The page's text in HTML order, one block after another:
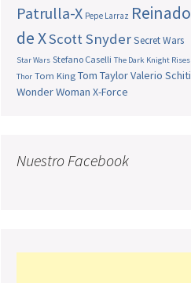
Patrulla-X Pepe Larraz Reinado
de XScott SnyderSecret Wars
Star Wars Stefano Caselli The Dark Knight Rises
Thor Tom King Tom TaylorValerio Schiti
Wonder Woman X-Force
Nuestro Facebook